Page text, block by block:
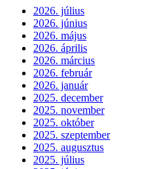
2026. július
2026. június
2026. május
2026. április
2026. március
2026. február
2026. január
2025. december
2025. november
2025. október
2025. szeptember
2025. augusztus
2025. július